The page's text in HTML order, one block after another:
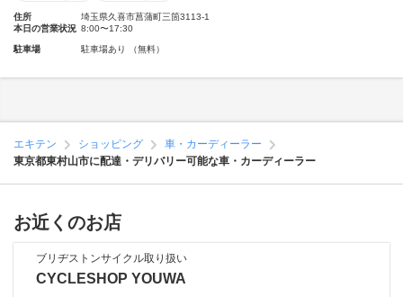
住所
埼玉県久喜市菖蒲町三箇3113-1
本日の営業状況 8:00〜17:30
駐車場 駐車場あり （無料）
エキテン ショッピング
車・カーディーラー
東京都東村山市に配達・デリバリー可能な車・カーディーラー
お近くのお店
ブリヂストンサイクル取り扱い
CYCLESHOP YOUWA